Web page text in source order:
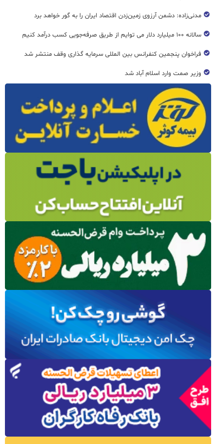
مدنی‌زاده: دشمن آرزوی زمین‌زدن اقتصاد ایران را به گور خواهد برد
سالانه ۱۰۰ میلیارد دلار می توایم از طریق صرفه‌جویی کسب درآمد کنیم
فراخوان پنجمین کنفرانس بین المللی سرمایه گذاری وقف منتشر شد
وزیر صمت وارد اسلام آباد شد